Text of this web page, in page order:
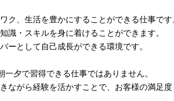
ク、生活を豊かにすることができる仕事です
識・スキルを身に着けることができます。
ーとして自己成長ができる環境です。
夕で習得できる仕事ではありません。
ながら経験を活かすことで、お客様の満足